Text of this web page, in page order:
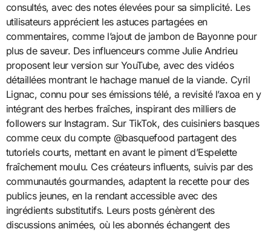
consultés, avec des notes élevées pour sa simplicité. Les
utilisateurs apprécient les astuces partagées en
commentaires, comme l’ajout de jambon de Bayonne pour
plus de saveur. Des influenceurs comme Julie Andrieu
proposent leur version sur YouTube, avec des vidéos
détaillées montrant le hachage manuel de la viande. Cyril
Lignac, connu pour ses émissions télé, a revisité l’axoa en y
intégrant des herbes fraîches, inspirant des milliers de
followers sur Instagram. Sur TikTok, des cuisiniers basques
comme ceux du compte @basquefood partagent des
tutoriels courts, mettant en avant le piment d’Espelette
fraîchement moulu. Ces créateurs influents, suivis par des
communautés gourmandes, adaptent la recette pour des
publics jeunes, en la rendant accessible avec des
ingrédients substitutifs. Leurs posts génèrent des
discussions animées, où les abonnés échangent des